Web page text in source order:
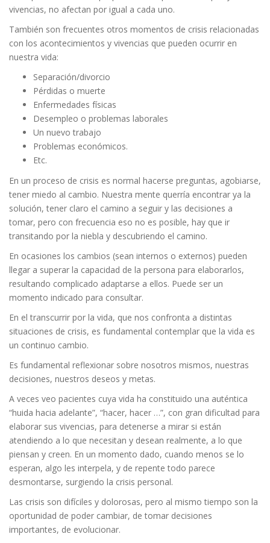
vivencias, no afectan por igual a cada uno.
También son frecuentes otros momentos de crisis relacionadas
con los acontecimientos y vivencias que pueden ocurrir en
nuestra vida:
Separación/divorcio
Pérdidas o muerte
Enfermedades físicas
Desempleo o problemas laborales
Un nuevo trabajo
Problemas económicos.
Etc.
En un proceso de crisis es normal hacerse preguntas, agobiarse,
tener miedo al cambio. Nuestra mente querría encontrar ya la
solución, tener claro el camino a seguir y las decisiones a
tomar, pero con frecuencia eso no es posible, hay que ir
transitando por la niebla y descubriendo el camino.
En ocasiones los cambios (sean internos o externos) pueden
llegar a superar la capacidad de la persona para elaborarlos,
resultando complicado adaptarse a ellos. Puede ser un
momento indicado para consultar.
En el transcurrir por la vida, que nos confronta a distintas
situaciones de crisis, es fundamental contemplar que la vida es
un continuo cambio.
Es fundamental reflexionar sobre nosotros mismos, nuestras
decisiones, nuestros deseos y metas.
A veces veo pacientes cuya vida ha constituido una auténtica
“huida hacia adelante”, “hacer, hacer …”, con gran dificultad para
elaborar sus vivencias, para detenerse a mirar si están
atendiendo a lo que necesitan y desean realmente, a lo que
piensan y creen. En un momento dado, cuando menos se lo
esperan, algo les interpela, y de repente todo parece
desmontarse, surgiendo la crisis personal.
Las crisis son difíciles y dolorosas, pero al mismo tiempo son la
oportunidad de poder cambiar, de tomar decisiones
importantes, de evolucionar.